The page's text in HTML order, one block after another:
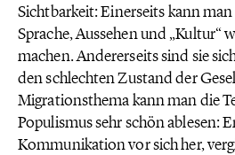
Sichtbarkeit: Einerseits kann
Sprache, Aussehen und „Kultur“
machen. Andererseits sind sie
den schlechten Zustand der
Migrationsthema kann man die
Populismus sehr schön ablesen:
Kommunikation vor sich her,